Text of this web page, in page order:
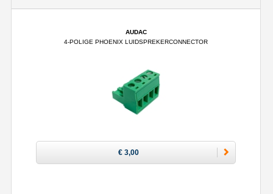
AUDAC
4-POLIGE PHOENIX LUIDSPREKERCONNECTOR
€ 3,00